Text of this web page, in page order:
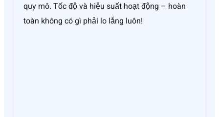
quy mô. Tốc độ và hiệu suất hoạt động – hoàn
toàn không có gì phải lo lắng luôn!